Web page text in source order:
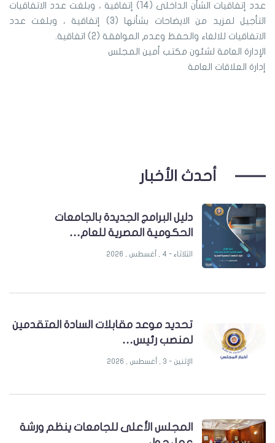
عدد إتفاقيات الشأن الداخلى (14) إتفاقية ، وبلغت عدد الاتفاقيات
التأجيل لمزيد من الايضاحات بشأنها (3) إتفاقية ، وبلغت عدد
الاتفاقيات للالغاء والحفظ وعدم الموافقة (2) اتفاقية.
الإدارة العامة لشئون مكتب أمين المجلس
إدارة العلاقات العامة
أحدث الأخبار
دليل البرامج الجديدة بالجامعات
الحكومية المصرية للعام…
الثلاثاء - 4 , أغسطس , 2026
تحديد موعد مقابلات السادة المتقدمين
لمنصب رئيس…
الإثنين - 3 , أغسطس , 2026
المجلس الأعلى للجامعات ينظم ورشة